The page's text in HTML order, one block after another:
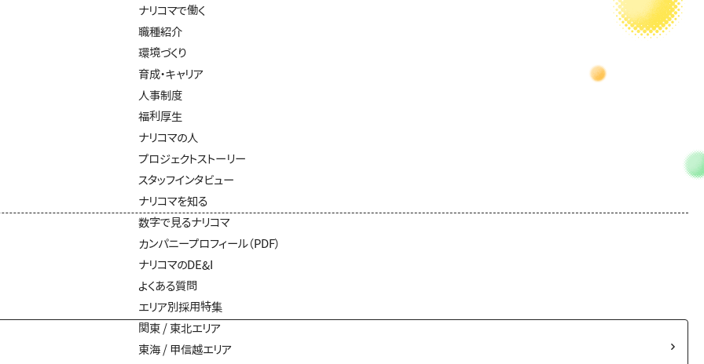
ナリコマで働く
職種紹介
環境づくり
育成・キャリア
人事制度
福利厚生
ナリコマの人
プロジェクトストーリー
スタッフインタビュー
ナリコマを知る
数字で見るナリコマ
カンパニープロフィール（PDF）
ナリコマのDE&I
よくある質問
エリア別採用特集
関東 / 東北エリア
東海 / 甲信越エリア